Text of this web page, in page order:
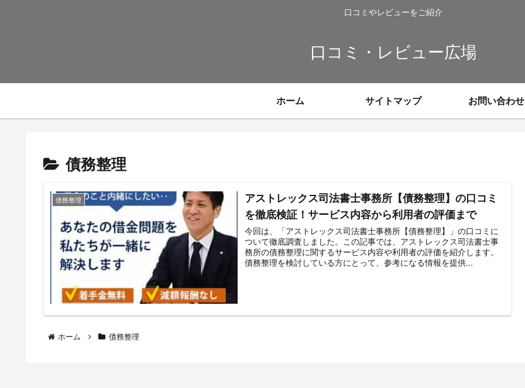
口コミやレビューをご紹介
口コミ・レビュー広場
ホーム サイトマップ お問い合わせ
債務整理
債務整理
アストレックス司法書士事務所【債務整理】の口コミ
を徹底検証！サービス内容から利用者の評価まで
今回は、「アストレックス司法書士事務所【債務整理】」の口コミに
ついて徹底調査しました。この記事では、アストレックス司法書士事
務所の債務整理に関するサービス内容や利用者の評価を紹介します。
債務整理を検討している方にとって、参考になる情報を提供...
ホーム 債務整理